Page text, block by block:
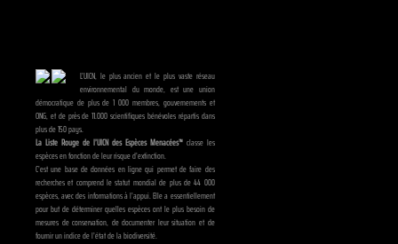
L’UICN, le plus ancien et le plus vaste réseau
environnemental du monde, est une union
démocratique de plus de 1 000 membres, gouvernements et
ONG, et de près de 11.000 scientifiques bénévoles répartis dans
plus de 150 pays.
La Liste Rouge de l’UICN des Espèces Menacées™classe les
espèces en fonction de leur risque d’extinction.
C’est une base de données en ligne qui permet de faire des
recherches et comprend le statut mondial de plus de 44 000
espèces, avec des informations à l’appui. Elle a essentiellement
pour but de déterminer quelles espèces ont le plus besoin de
mesures de conservation, de documenter leur situation et de
fournir un indice de l’état de la biodiversité.